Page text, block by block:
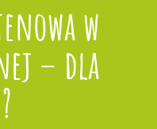
w
– dla